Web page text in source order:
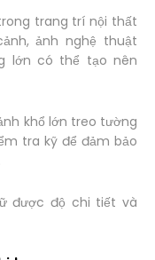
trang trí nội thất
ảnh nghệ thuật
lớn có thể tạo nên
khổ lớn treo tường
tra kỹ để đảm bảo
được độ chi tiết và